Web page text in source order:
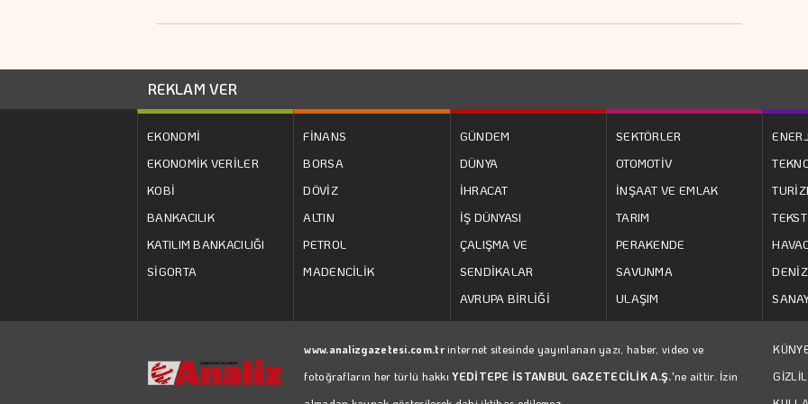
REKLAM VER
EKONOMİ
EKONOMİK VERİLER
KOBİ
BANKACILIK
KATILIM BANKACILIĞI
SİGORTA
FİNANS
BORSA
DÖVİZ
ALTIN
PETROL
MADENCİLİK
GÜNDEM
DÜNYA
İHRACAT
İŞ DÜNYASI
ÇALIŞMA VE
SENDİKALAR
AVRUPA BİRLİĞİ
SEKTÖRLER
OTOMOTİV
İNŞAAT VE EMLAK
TARIM
PERAKENDE
SAVUNMA
ULAŞIM
www.analizgazetesi.com.trinternet sitesinde yayınlanan yazı, haber, video ve
fotoğrafların her türlü hakkıYEDİTEPE İSTANBUL GAZETECİLİK A.Ş.'ne aittir. İzin